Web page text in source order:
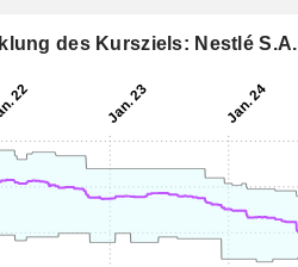
des Kursziels: Nestlé S.A.